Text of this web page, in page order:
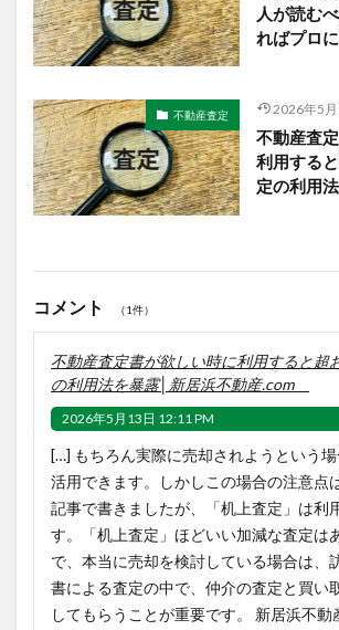
人が読む
ればプロ
不動産査定 2026年5
不動産査
利用する
定の利用
コメント （1件）
不動産査定書が欲しい時に利用すると超
の利用法を暴露│新居浜不動産.com
2026年5月13日 12:11 PM
[…] もちろん実際に売却されようという
活用できます。しかしこの場合の注意点
記事で書きましたが、「机上査定」は利
す。「机上査定」ほどいい加減な査定は
で、本当に売却を検討している場合は、
書による査定の中で、仲介の査定と買い
してもらうことが重要です。 新居浜不